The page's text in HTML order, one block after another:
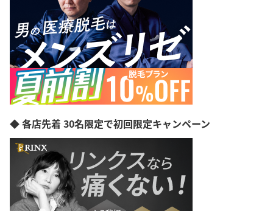
◆ 各店先着 30名限定で初回限定キャンペーン